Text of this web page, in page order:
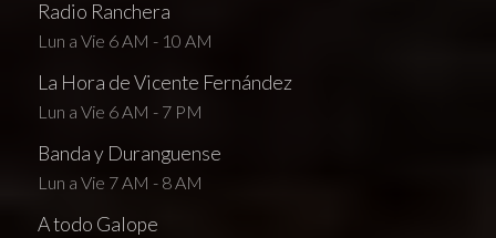
Radio Ranchera
Lun a Vie 6 AM - 10 AM
La Hora de Vicente Fernández
Lun a Vie 6 AM - 7 PM
Banda y Duranguense
Lun a Vie 7 AM - 8 AM
A todo Galope